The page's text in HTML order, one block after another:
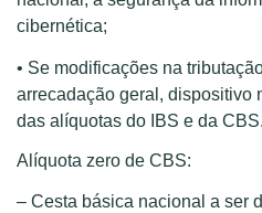
cibernética;
• Se modificações na
arrecadação geral, dispositivo
das alíquotas do IBS e da CBS.
Alíquota zero de CBS:
– Cesta básica nacional a ser